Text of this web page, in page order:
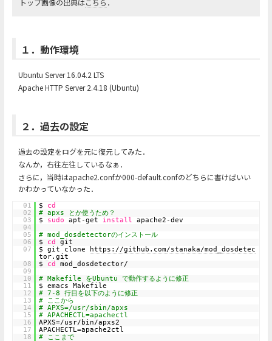
１．動作環境
Ubuntu Server 16.04.2 LTS
Apache HTTP Server 2.4.18 (Ubuntu)
２．過去の設定
過去の設定をログを元に復元してみた．
なんか，右往左往しているなぁ．
さらに，当時はapache2.confか000-default.confのどちらに書けばいい
かわかっていなかった．
01 $ cd
02
# apxs とか使うため？
03
$ sudo apt‐get install
apache2‐dev
04
05
# mod_dosdetectorのインストール
06
$ cd
git
07
$ git clone
https://github.com/stanaka/mod_dosdetec
tor.git
08
$cd mod_dosdetector/
09
10
# Makefile をUbuntu で動作するように修正
11
$ emacs Makefile
12
# 7‐8 ⾏⽬を以下のように修正
13
# ここから
14
# APXS=/usr/sbin/apxs
15
# APACHECTL=apachectl
16
APXS=/usr/bin/apxs2
17
APACHECTL=apache2ctl
18
# ここまで